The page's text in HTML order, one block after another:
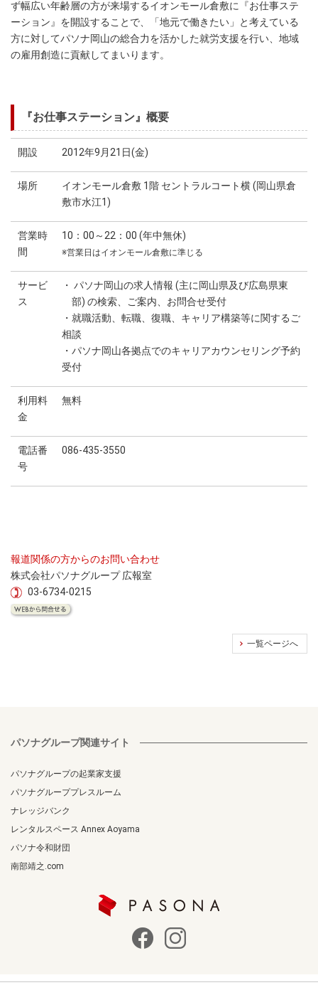
ず幅広い年齢層の方が来場するイオンモール倉敷に『お仕事ステ
ーション』を開設することで、「地元で働きたい」と考えている
方に対してパソナ岡山の総合力を活かした就労支援を行い、地域
の雇用創造に貢献してまいります。
『お仕事ステーション』概要
開設 2012年9月21日(金)
場所
イオンモール倉敷 1階 セントラルコート横 (岡山県倉
敷市水江1)
営業時
間
10：00～22：00 (年中無休)
※営業日はイオンモール倉敷に準じる
サービ
ス
・ パソナ岡山の求人情報 (主に岡山県及び広島県東
部) の検索、ご案内、お問合せ受付
・就職活動、転職、復職、キャリア構築等に関するご
相談
・パソナ岡山各拠点でのキャリアカウンセリング予約
受付
利用料
金
無料
電話番
号
086-435-3550
報道関係の方からのお問い合わせ
株式会社パソナグループ 広報室
03-6734-0215
一覧ページへ
パソナグループ関連サイト
パソナグループの起業家支援
パソナグループプレスルーム
ナレッジバンク
レンタルスペース Annex Aoyama
パソナ令和財団
南部靖之.com